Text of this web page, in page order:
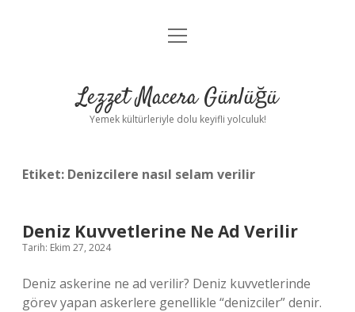
Anasayfa
Yasal Uyarı
menüyü
Lezzet Macera Günlüğü
Yemek kültürleriyle dolu keyifli yolculuk!
Etiket: Denizcilere nasıl selam verilir
Deniz Kuvvetlerine Ne Ad Verilir
Tarih: Ekim 27, 2024
Deniz askerine ne ad verilir? Deniz kuvvetlerinde
görev yapan askerlere genellikle “denizciler” denir.